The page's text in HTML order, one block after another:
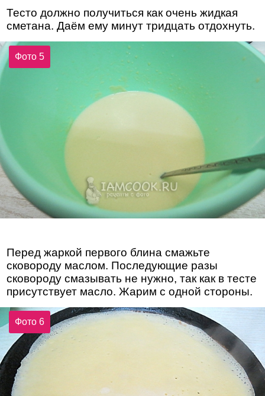
Тесто должно получиться как очень жидкая
сметана. Даём ему минут тридцать отдохнуть.
Фото 5
Перед жаркой первого блина смажьте
сковороду маслом. Последующие разы
сковороду смазывать не нужно, так как в тесте
присутствует масло. Жарим с одной стороны.
Фото 6